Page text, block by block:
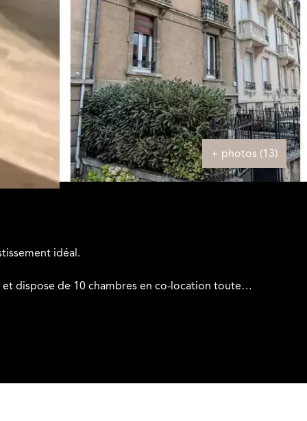
+ photos (13)
idéal.
dispose de 10 chambres en co-location toutes